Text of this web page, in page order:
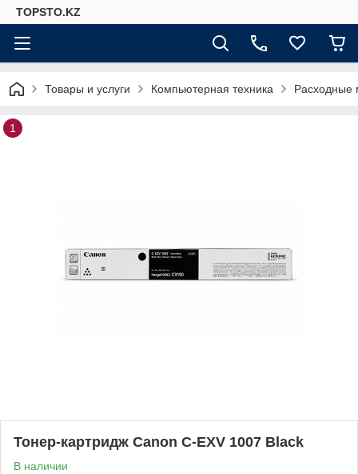
TOPSTO.KZ
Товары и услуги Компьютерная техника Расходные
1
Тонер-картридж Canon C-EXV 1007 Black
В наличии